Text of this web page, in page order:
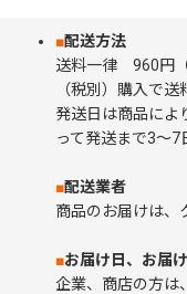
■配送方法
送料一律 960円
（税別）購入で送
発送日は商品によ
って発送まで3～7
■配送業者
商品のお届けは、
■お届け日、お届
企業、商店の方は